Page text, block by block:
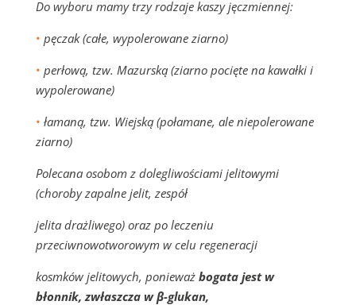
Do wyboru mamy trzy rodzaje kaszy jęczmiennej:
• pęczak (całe, wypolerowane ziarno)
• perłową, tzw. Mazurską (ziarno pocięte na kawałki i
wypolerowane)
• łamaną, tzw. Wiejską (połamane, ale niepolerowane
ziarno)
Polecana osobom z dolegliwościami jelitowymi
(choroby zapalne jelit, zespół
jelita drażliwego) oraz po leczeniu
przeciwnowotworowym w celu regeneracji
kosmków jelitowych, ponieważ bogata jest w
błonnik, zwłaszcza w β-glukan,